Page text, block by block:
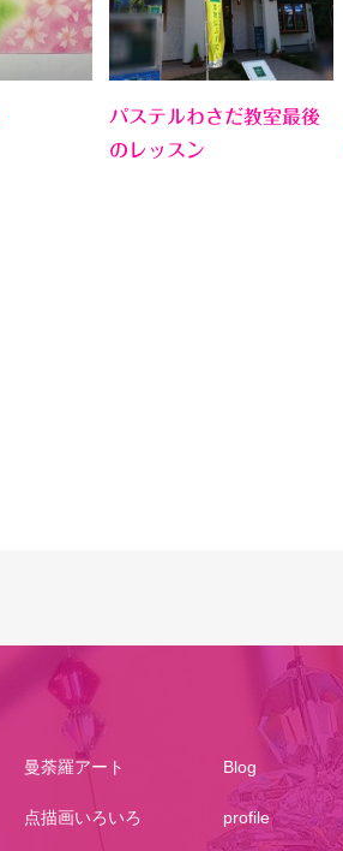
パステルわさだ教室最後
のレッスン
曼荼羅アート
点描画いろいろ
Blog
profile